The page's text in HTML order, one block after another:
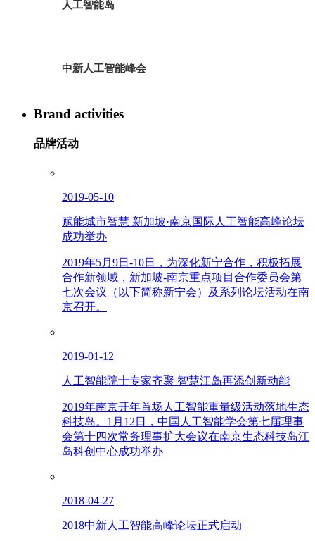
人工智能岛
中新人工智能峰会
Brand activities
品牌活动
2019-05-10
赋能城市智慧 新加坡·南京国际人工智能高峰论坛
成功举办
2019年5月9日-10日，为深化新宁合作，积极拓展
合作新领域，新加坡-南京重点项目合作委员会第
七次会议（以下简称新宁会）及系列论坛活动在南
京召开。
2019-01-12
人工智能院士专家齐聚 智慧江岛再添创新动能
2019年南京开年首场人工智能重量级活动落地生态
科技岛。1月12日，中国人工智能学会第七届理事
会第十四次常务理事扩大会议在南京生态科技岛江
岛科创中心成功举办
2018-04-27
2018中新人工智能高峰论坛正式启动